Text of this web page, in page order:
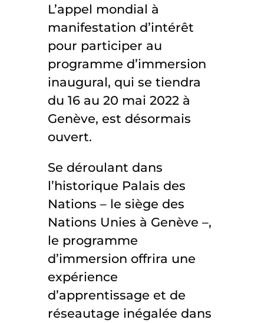
L’appel mondial à
manifestation d’intérêt
pour participer au
programme d’immersion
inaugural, qui se tiendra
du 16 au 20 mai 2022 à
Genève, est désormais
ouvert.
Se déroulant dans
l’historique Palais des
Nations – le siège des
Nations Unies à Genève –,
le programme
d’immersion offrira une
expérience
d’apprentissage et de
réseautage inégalée dans